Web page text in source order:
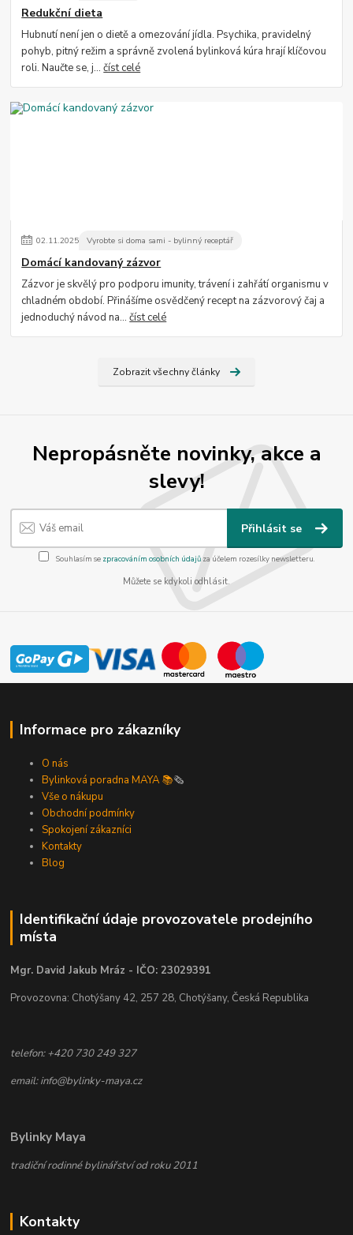
Redukční dieta
Hubnutí není jen o dietě a omezování jídla. Psychika, pravidelný
pohyb, pitný režim a správně zvolená bylinková kúra hrají klíčovou
roli. Naučte se, j...číst celé
02.11.2025 Vyrobte si doma sami - bylinný receptář
Domácí kandovaný zázvor
Zázvor je skvělý pro podporu imunity, trávení i zahřátí organismu v
chladném období. Přinášíme osvědčený recept na zázvorový čaj a
jednoduchý návod na...číst celé
Zobrazit všechny články
Nepropásněte novinky, akce a
slevy!
Přihlásit se
Souhlasím se zpracováním osobních údajůza účelem rozesílky newsletteru.
Můžete se kdykoli odhlásit.
Informace pro zákazníky
O nás
Bylinková poradna MAYA 📚🗞️
Vše o nákupu
Obchodní podmínky
Spokojení zákazníci
Kontakty
Blog
Identifikační údaje provozovatele prodejního
místa
Mgr. David Jakub Mráz - IČO: 23029391
Provozovna: Chotýšany 42, 257 28, Chotýšany, Česká Republika
telefon: +420 730 249 327
email: info@bylinky-maya.cz
Bylinky Maya
tradiční rodinné bylinářství od roku 2011
Kontakty